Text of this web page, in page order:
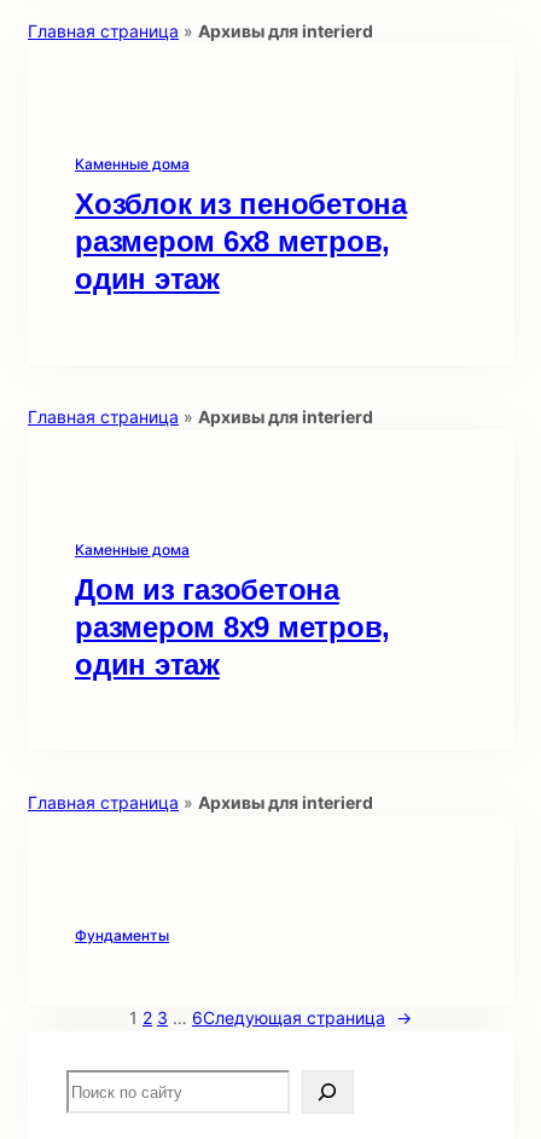
Главная страница » Архивы для interierd
Каменные дома
Хозблок из пенобетона
размером 6х8 метров,
один этаж
Главная страница » Архивы для interierd
Каменные дома
Дом из газобетона
размером 8х9 метров,
один этаж
Главная страница » Архивы для interierd
Фундаменты
1 2 3 … 6Следующая страница →
S
e